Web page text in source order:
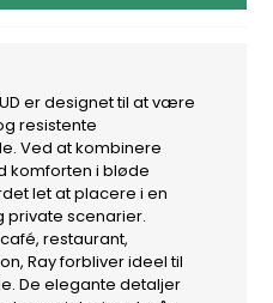
er designet til at være
resistente
Ved at kombinere
komforten i bløde
let at placere i en
scenarier.
restaurant,
Ray forbliver ideel til
De elegante detaljer